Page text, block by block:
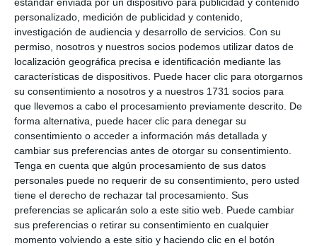
personalizado, medición de publicidad y contenido,
investigación de audiencia y desarrollo de servicios. Con su
permiso, nosotros y nuestros socios podemos utilizar datos de
localización geográfica precisa e identificación mediante las
características de dispositivos. Puede hacer clic para otorgarnos
su consentimiento a nosotros y a nuestros 1731 socios para
que llevemos a cabo el procesamiento previamente descrito. De
forma alternativa, puede hacer clic para denegar su
consentimiento o acceder a información más detallada y
cambiar sus preferencias antes de otorgar su consentimiento.
Tenga en cuenta que algún procesamiento de sus datos
personales puede no requerir de su consentimiento, pero usted
tiene el derecho de rechazar tal procesamiento. Sus
preferencias se aplicarán solo a este sitio web. Puede cambiar
sus preferencias o retirar su consentimiento en cualquier
momento volviendo a este sitio y haciendo clic en el botón